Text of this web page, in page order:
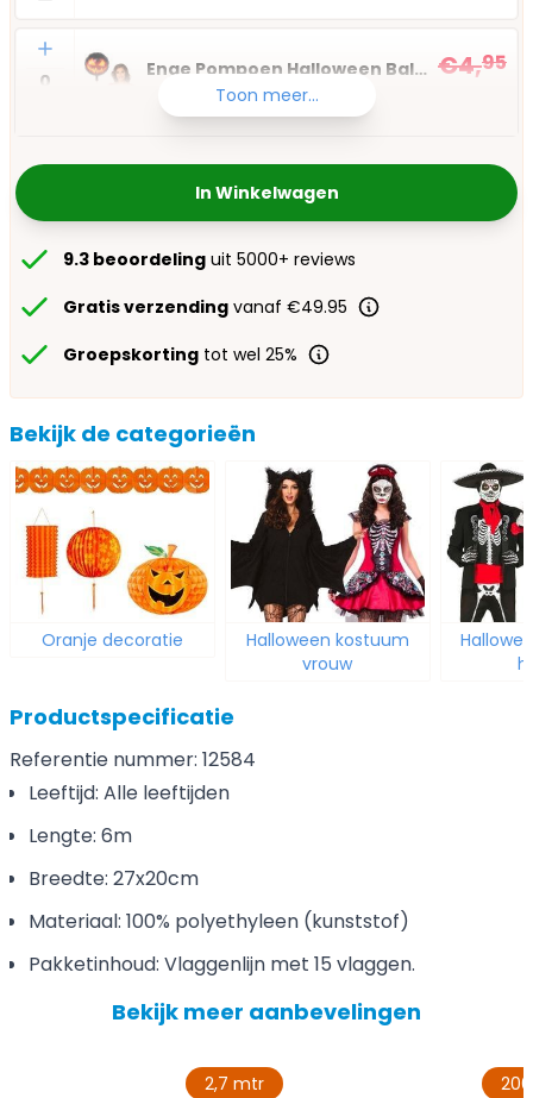
Aantal
Enge Pompoen Halloween Ballon
Op voorraad
€4,95
Toon meer...
In Winkelwagen
9.3 beoordeling uit 5000+ reviews
Gratis verzending vanaf €49.95
Groepskorting tot wel 25%
Bekijk de categorieën
Oranje decoratie
Halloween kostuum
vrouw
Productspecificatie
Referentie nummer: 12584
Leeftijd: Alle leeftijden
Lengte: 6m
Breedte: 27x20cm
Materiaal: 100% polyethyleen (kunststof)
Pakketinhoud: Vlaggenlijn met 15 vlaggen.
Bekijk meer aanbevelingen
2,7 mtr